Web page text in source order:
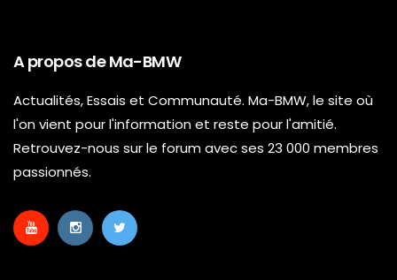
A propos de Ma-BMW
Actualités, Essais et Communauté. Ma-BMW, le site où
l'on vient pour l'information et reste pour l'amitié.
Retrouvez-nous sur le forum avec ses 23 000 membres
passionnés.